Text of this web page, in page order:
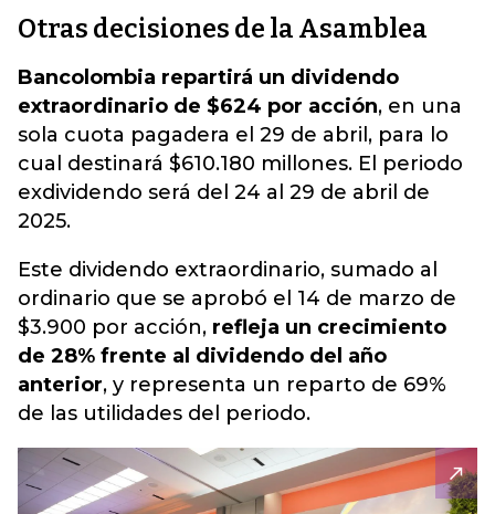
Otras decisiones de la Asamblea
Bancolombia repartirá un dividendo
extraordinario de $624 por acción, en una
sola cuota pagadera el 29 de abril, para lo
cual destinará $610.180 millones. El periodo
exdividendo será del 24 al 29 de abril de
2025.
Este dividendo extraordinario, sumado al
ordinario que se aprobó el 14 de marzo de
$3.900 por acción, refleja un crecimiento
de 28% frente al dividendo del año
anterior, y representa un reparto de 69%
de las utilidades del periodo.